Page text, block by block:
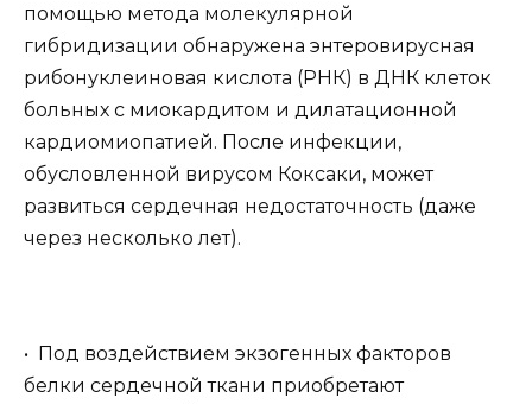
помощью метода молекулярной
гибридизации обнаружена энтеровирусная
рибонуклеиновая кислота (РНК) в ДНК клеток
больных с миокардитом и дилатационной
кардиомиопатией. После инфекции,
обусловленной вирусом Коксаки, может
развиться сердечная недостаточность (даже
через несколько лет).
• Под воздействием экзогенных факторов
белки сердечной ткани приобретают